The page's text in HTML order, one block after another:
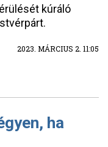
kúráló
2023. MÁRCIUS 2. 11:05
ha